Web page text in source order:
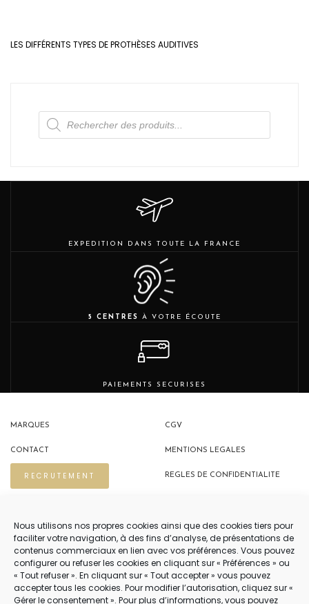
Nous utilisons nos propres cookies ainsi que des cookies tiers pour
faciliter votre navigation, à des fins d’analyse, de présentations de
contenus commerciaux en lien avec vos préférences. Vous pouvez
configurer ou refuser les cookies en cliquant sur « Préférences » ou
« Tout refuser ». En cliquant sur « Tout accepter » vous pouvez
accepter tous les cookies. Pour modifier l’autorisation, cliquez sur «
Gérer le consentement ». Pour plus d’informations, vous pouvez
LES DIFFÉRENTS TYPES DE PROTHÈSES AUDITIVES
Recherche
de
produits
EXPEDITION DANS TOUTE LA FRANCE
5 CENTRES À VOTRE ÉCOUTE
PAIEMENTS SECURISES
MARQUES
CONTACT
RECRUTEMENT
CGV
MENTIONS LEGALES
REGLES DE CONFIDENTIALITE
NOUS CONTACTER
04 22 54 75 02